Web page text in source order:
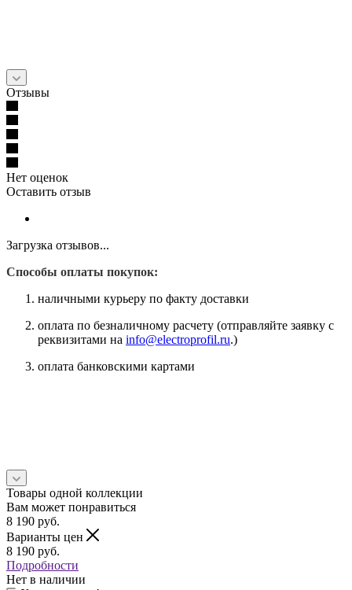
Отзывы
Нет оценок
Оставить отзыв
Загрузка отзывов...
Способы оплаты покупок:
наличными курьеру по факту доставки
оплата по безналичному расчету (отправляйте заявку с
реквизитами на info@electroprofil.ru.)
оплата банковскими картами
Товары одной коллекции
Вам может понравиться
8 190 руб.
Варианты цен
8 190 руб.
Подробности
Нет в наличии